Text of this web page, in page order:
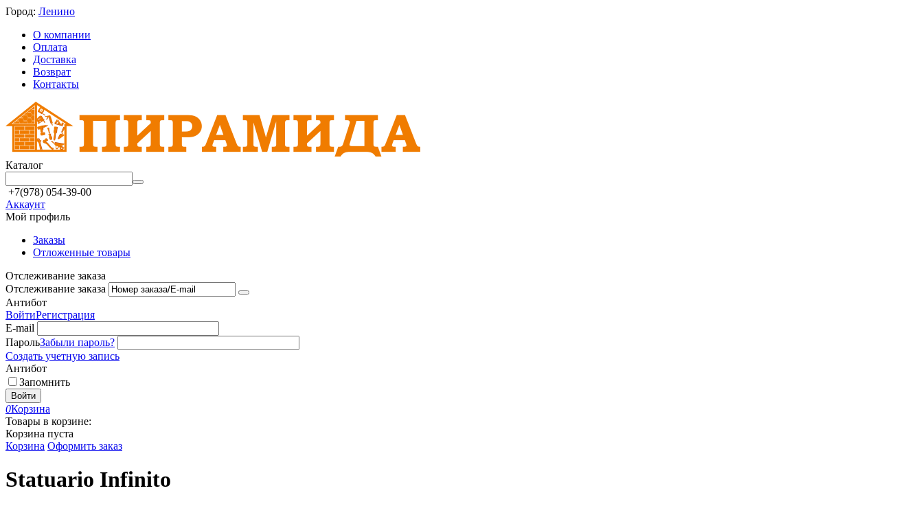
Город: Ленино
О компании
Оплата
Доставка
Возврат
Контакты
Каталог
+7(978) 054-39-00
Аккаунт
Мой профиль
Заказы
Отложенные товары
Отслеживание заказа
Отслеживание заказа
Антибот
ВойтиРегистрация
E-mail
ПарольЗабыли пароль?
Создать учетную запись
Антибот
Запомнить
Войти
0Корзина
Товары в корзине:
Корзина пуста
Корзина Оформить заказ
Statuario Infinito